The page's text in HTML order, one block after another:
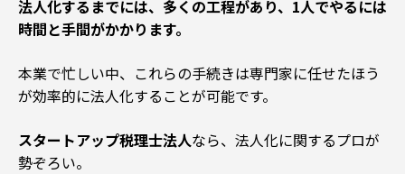
法人化するまでには、多くの工程があり、1人でやるには
時間と手間がかかります。
本業で忙しい中、これらの手続きは専門家に任せたほう
が効率的に法人化することが可能です。
スタートアップ税理士法人なら、法人化に関するプロが
勢ぞろい。